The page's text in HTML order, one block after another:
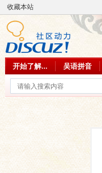
收藏本站
开始了解... 吴语拼音